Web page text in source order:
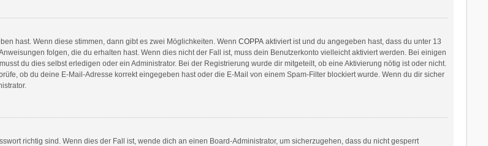
hast. Wenn diese stimmen, dann gibt es zwei Möglichkeiten. Wenn COPPAaktiviert ist und du angegeben hast, dass du unter 13
folgen, die du erhalten hast. Wenn dies nicht der Fall ist, muss dein Benutzerkonto vielleicht aktiviert werden. Bei einigen
du dies selbst erledigen oder ein Administrator. Bei der Registrierung wurde dir mitgeteilt, ob eine Aktivierung nötig ist oder nicht.
ob du deine E-Mail-Adresse korrekt eingegeben hast oder die E-Mail von einem Spam-Filter blockiert wurde. Wenn du dir sicher
richtig sind. Wenn dies der Fall ist, wende dich an einen Board-Administrator, um sicherzugehen, dass du nicht gesperrt